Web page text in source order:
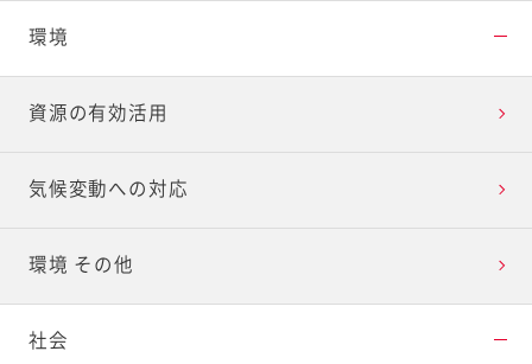
環境
資源の有効活用
気候変動への対応
環境 その他
社会